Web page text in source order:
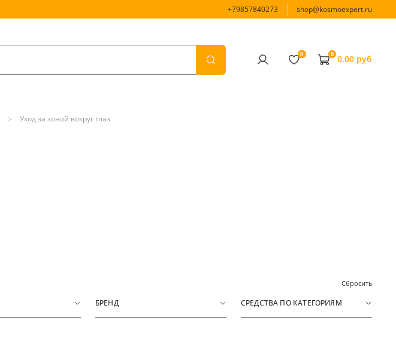
+79857840273 shop@kosmoexpert.ru
0 0 0.00 руб
Уход за зоной вокруг глаз
Сбросить
БРЕНД СРЕДСТВА ПО КАТЕГОРИЯМ